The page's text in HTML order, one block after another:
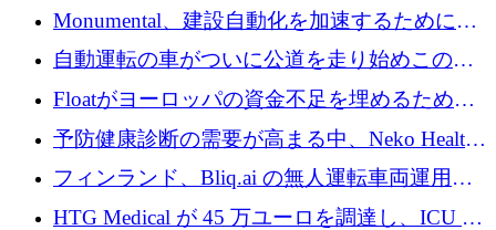
ー交換ネットワークを構築している
Monumental、建設自動化を加速するためにシ
リーズ B で 3,200 万ドルを確保
自動運転の車がついに公道を走り始めこの国
が世界をリードしようとしている
Floatがヨーロッパの資金不足を埋めるために
シリーズAで450万ユーロを調達
予防健康診断の需要が高まる中、Neko Health
が 7 億ドルを調達
フィンランド、Bliq.ai の無人運転車両運用を
認可
HTG Medical が 45 万ユーロを調達し、ICU の